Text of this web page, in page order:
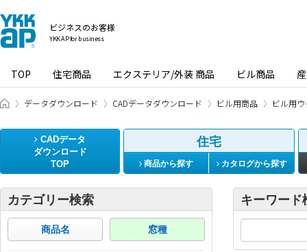
ビジネスのお客様
YKK AP for business
TOP 住宅商品 エクステリア/外装 商品 ビル商品
ビジネスのお客様 HOME
データダウンロード CADデータダウンロード ビル用商品 ビル用
CADデータ
ダウンロード
TOP
住宅
商品から探す カタログから探す
カテゴリー検索
商品名 窓種
キーワード